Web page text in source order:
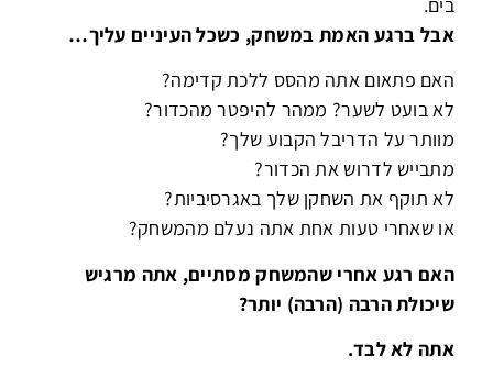
אבל ברגע האמת במשחק,כשכל העיניים עליך…
האם פתאום אתה מהסס ללכת קדימה?
לא בועט לשער? ממהר להיפטר מהכדור?
מוותר על הדריבל הקבוע שלך?
מתבייש לדרוש את הכדור?
לא תוקף את השחקן שלך באגרסיביות?
או שאחרי טעות אחת אתה נעלם מהמשחק?
האם רגע אחרי שהמשחק מסתיים, אתה מרגיש
שיכולת הרבה (הרבה) יותר?
אתה לא לבד.